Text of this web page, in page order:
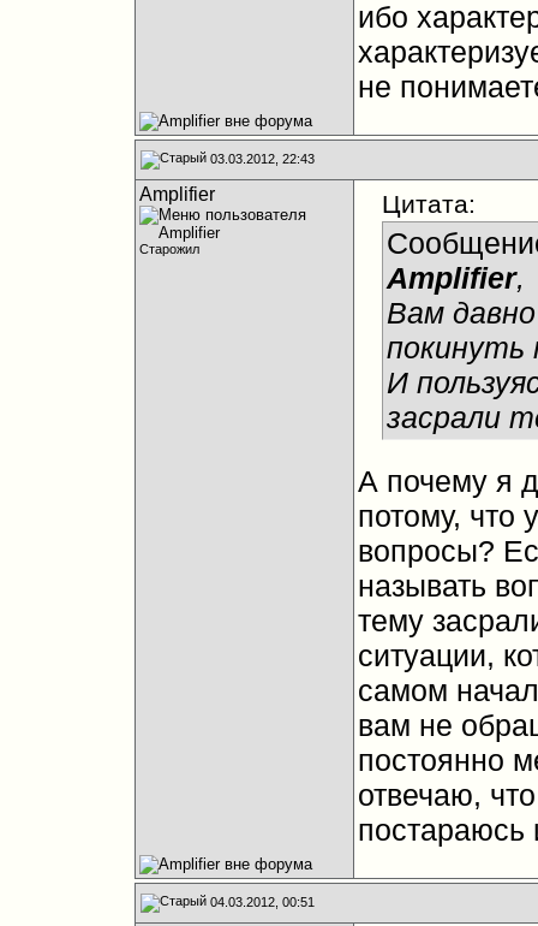
ибо
не
03.03.2012, 22:43
Amplifier
Старожил
Цитата:
Amplifier,
Вам
И
засрали
А почему я
потому, что
вопросы?
называть
тему
ситуации,
самом
вам не
постоянно
отвечаю,
постараюсь
04.03.2012, 00:51